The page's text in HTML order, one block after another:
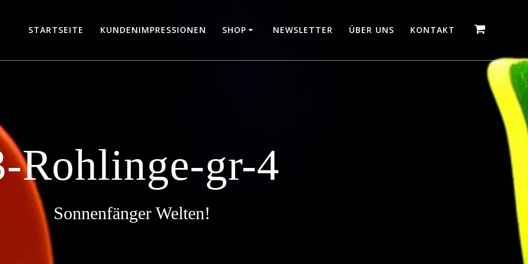
STARTSEITE KUNDENIMPRESSIONEN SHOP NEWSLETTER ÜBER UNS KONTAKT
Rohlinge-gr-4
Sonnenfänger Welten!